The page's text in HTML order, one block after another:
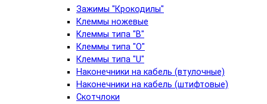
Зажимы "Крокодилы"
Клеммы ножевые
Клеммы типа "B"
Клеммы типа "O"
Клеммы типа "U"
Наконечники на кабель (втулочные)
Наконечники на кабель (штифтовые)
Скотчлоки